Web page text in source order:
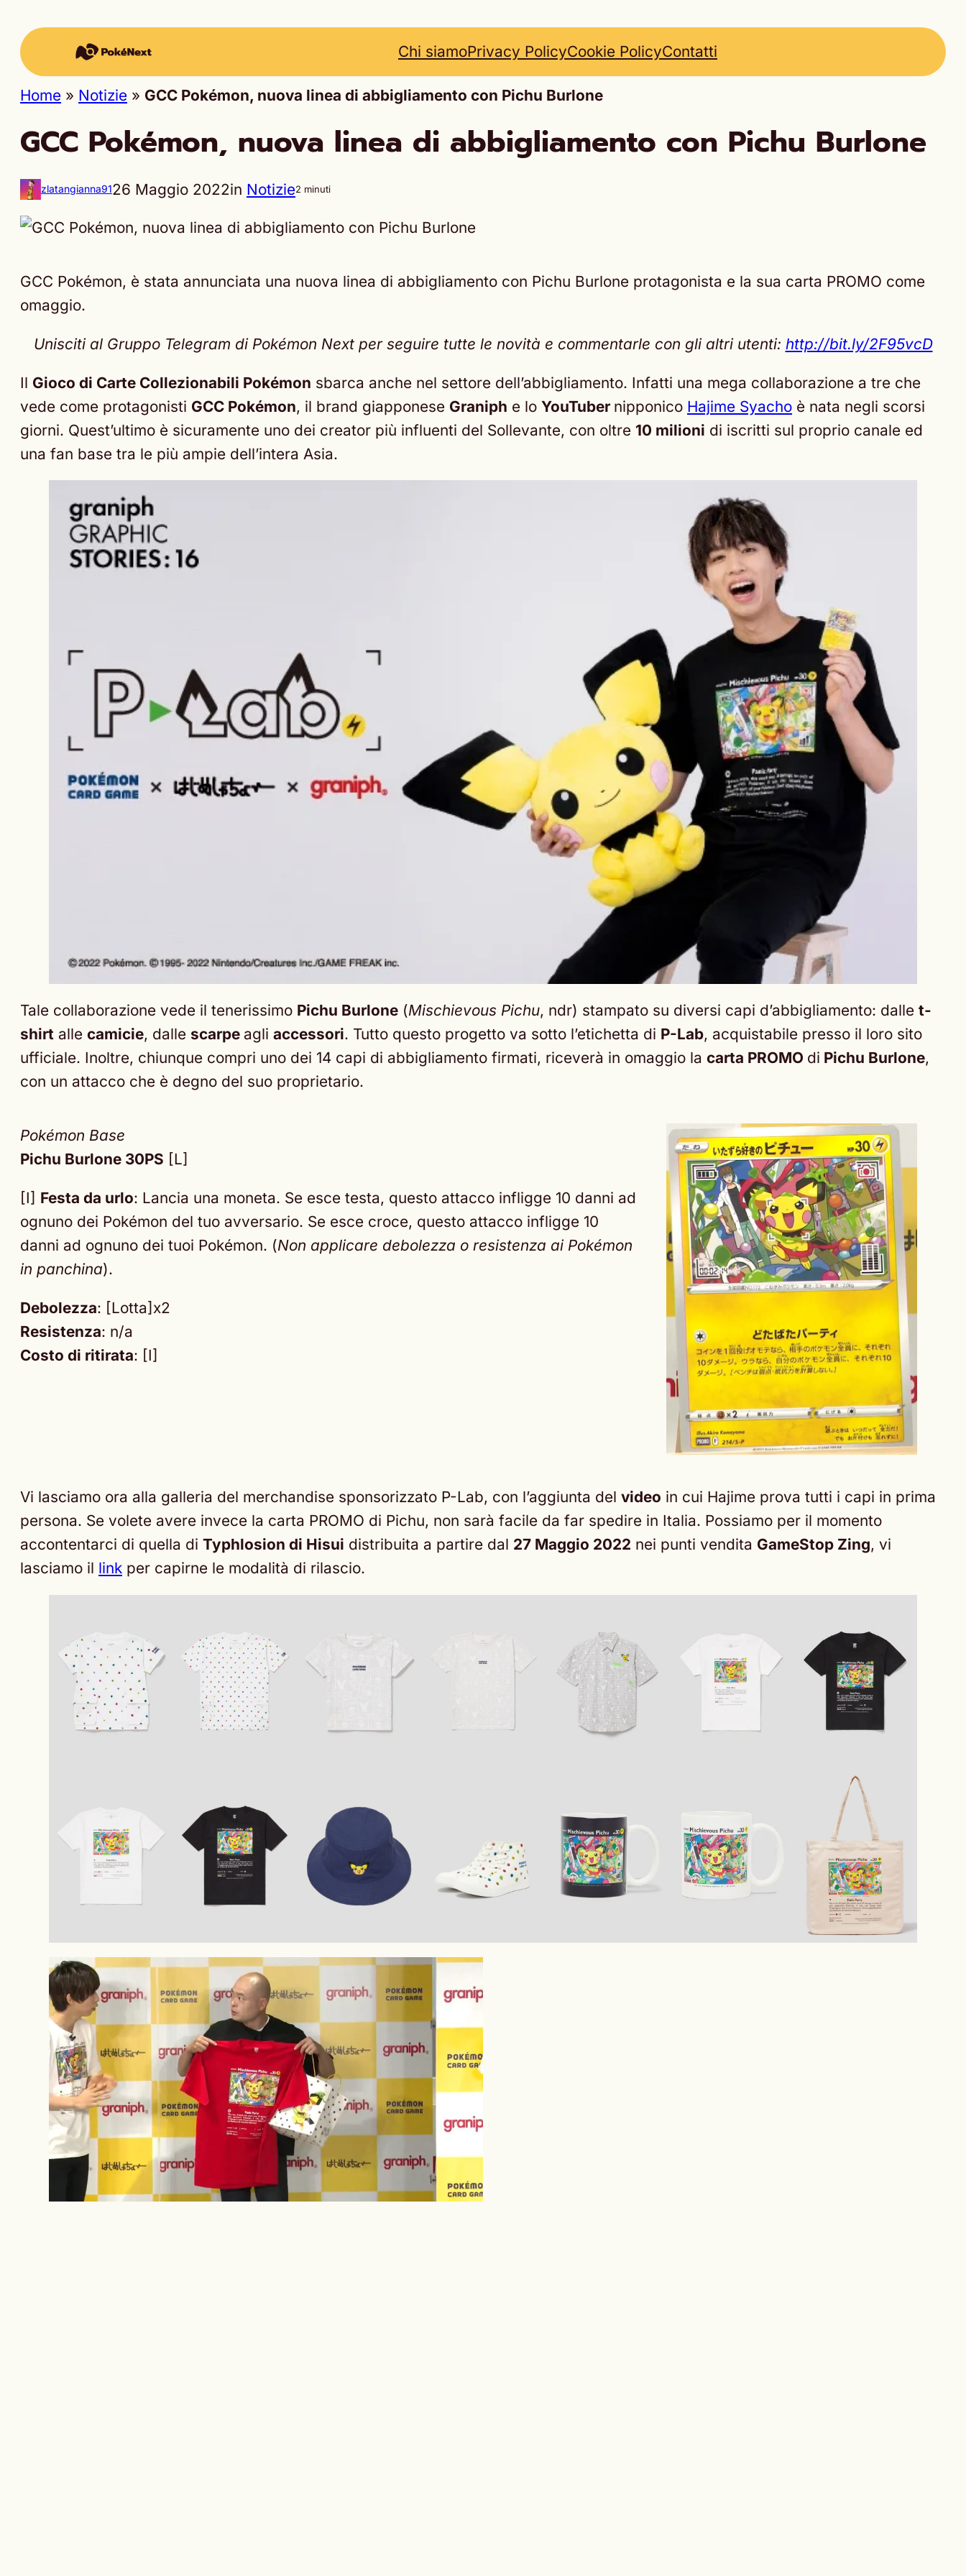
Chi siamoPrivacy PolicyCookie PolicyContatti
Home » Notizie » GCC Pokémon, nuova linea di abbigliamento con Pichu Burlone
GCC Pokémon, nuova linea di abbigliamento con Pichu Burlone
zlatangianna9126 Maggio 2022in Notizie2 minuti
GCC Pokémon, è stata annunciata una nuova linea di abbigliamento con Pichu Burlone protagonista e la sua carta PROMO come
omaggio.
Unisciti al Gruppo Telegram di Pokémon Next per seguire tutte le novità e commentarle con gli altri utenti: http://bit.ly/2F95vcD
Il Gioco di Carte Collezionabili Pokémon sbarca anche nel settore dell’abbigliamento. Infatti una mega collaborazione a tre che
vede come protagonisti GCC Pokémon, il brand giapponese Graniph e lo YouTuber nipponico Hajime Syacho è nata negli scorsi
giorni. Quest’ultimo è sicuramente uno dei creator più influenti del Sollevante, con oltre 10 milioni di iscritti sul proprio canale ed
una fan base tra le più ampie dell’intera Asia.
Tale collaborazione vede il tenerissimo Pichu Burlone (Mischievous Pichu, ndr) stampato su diversi capi d’abbigliamento: dalle t-
shirt alle camicie, dalle scarpe agli accessori. Tutto questo progetto va sotto l’etichetta di P-Lab, acquistabile presso il loro sito
ufficiale. Inoltre, chiunque compri uno dei 14 capi di abbigliamento firmati, riceverà in omaggio la carta PROMO di Pichu Burlone,
con un attacco che è degno del suo proprietario.
Pokémon Base
Pichu Burlone 30PS [L]
[I] Festa da urlo: Lancia una moneta. Se esce testa, questo attacco infligge 10 danni ad
ognuno dei Pokémon del tuo avversario. Se esce croce, questo attacco infligge 10
danni ad ognuno dei tuoi Pokémon. (Non applicare debolezza o resistenza ai Pokémon
in panchina).
Debolezza: [Lotta]x2
Resistenza: n/a
Costo di ritirata: [I]
Vi lasciamo ora alla galleria del merchandise sponsorizzato P-Lab, con l’aggiunta del video in cui Hajime prova tutti i capi in prima
persona. Se volete avere invece la carta PROMO di Pichu, non sarà facile da far spedire in Italia. Possiamo per il momento
accontentarci di quella di Typhlosion di Hisui distribuita a partire dal 27 Maggio 2022 nei punti vendita GameStop Zing, vi
lasciamo il link per capirne le modalità di rilascio.